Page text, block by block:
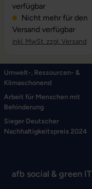
verfügbar
Nicht mehr für den
Versand verfügbar
inkl. MwSt. zzgl. Versand
Umwelt-, Ressourcen- &
Klimaschonend
Arbeit für Menschen mit
Behinderung
Sieger Deutscher
Nachhaltigkeitspreis 2024
afb social & green IT